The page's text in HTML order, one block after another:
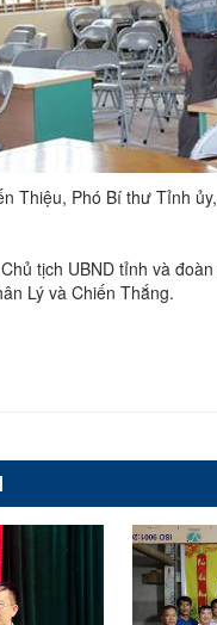
Thiệu, Phó Bí thư Tỉnh
tịch UBND tỉnh và
Lý và Chiến Thắng.